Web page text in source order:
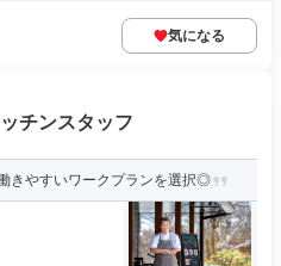
気になる
チンスタッフ
きやすいワークプランを選択◎